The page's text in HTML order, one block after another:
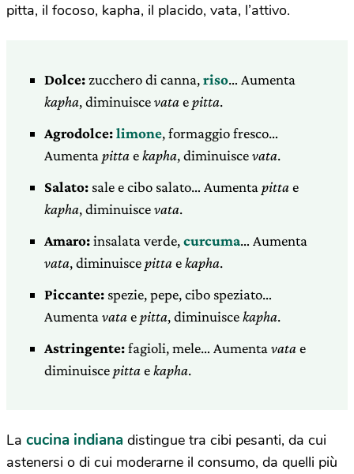
pitta, il focoso, kapha, il placido, vata, l’attivo.
Dolce:zucchero di canna,riso… Aumenta
kapha, diminuiscevataepitta.
Agrodolce:limone, formaggio fresco…
Aumenta pittaekapha, diminuiscevata.
Salato: sale e cibo salato… Aumenta pittae
kapha, diminuiscevata.
Amaro:insalata verde,curcuma… Aumenta
vata, diminuiscepittaekapha.
Piccante: spezie, pepe, cibo speziato…
Aumenta vataepitta, diminuiscekapha.
Astringente:fagioli, mele… Aumenta vatae
diminuiscepittaekapha.
La cucina indiana distingue tra cibi pesanti, da cui
astenersi o di cui moderarne il consumo, da quelli più